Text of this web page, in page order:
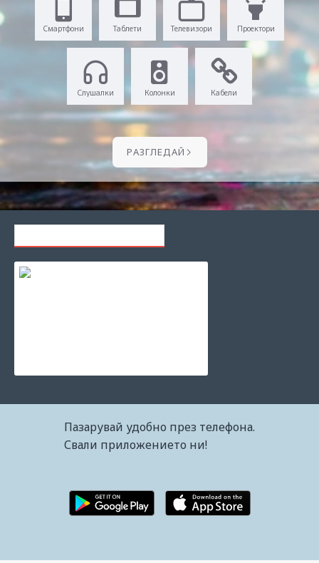
Смартфони Таблети Телевизори Проектори
Слушалки Колонки Кабели
PАЗГЛЕДАЙ
Пазарувай удобно през телефона.
Свали приложението ни!